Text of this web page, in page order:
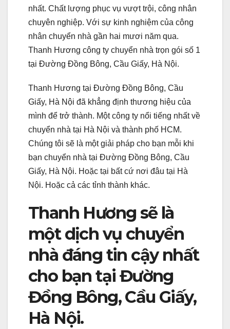
nhất. Chất lượng phục vụ vượt trội, công nhân
chuyên nghiệp. Với sự kinh nghiệm của công
nhân chuyển nhà gần hai mươi năm qua.
Thanh Hương công ty chuyển nhà trọn gói số 1
tại Đường Đồng Bông, Cầu Giấy, Hà Nội.
Thanh Hương tại Đường Đồng Bông, Cầu
Giấy, Hà Nội đã khẳng định thương hiệu của
mình để trở thành. Một công ty nổi tiếng nhất về
chuyển nhà tại Hà Nội và thành phố HCM.
Chúng tôi sẽ là một giải pháp cho bạn mỗi khi
bạn chuyển nhà tại Đường Đồng Bông, Cầu
Giấy, Hà Nội. Hoặc tại bất cứ nơi đâu tại Hà
Nội. Hoặc cả các tỉnh thành khác.
Thanh Hương sẽ là
một dịch vụ chuyển
nhà đáng tin cậy nhất
cho bạn tại Đường
Đồng Bông, Cầu Giấy,
Hà Nội.